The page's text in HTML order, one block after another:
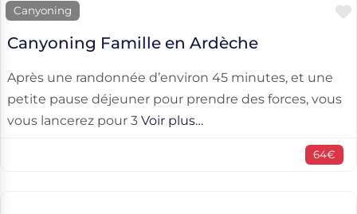
Canyoning
Canyoning Famille en Ardèche
Après une randonnée d’environ 45 minutes, et une
petite pause déjeuner pour prendre des forces, vous
vous lancerez pour 3 Voir plus…
64€